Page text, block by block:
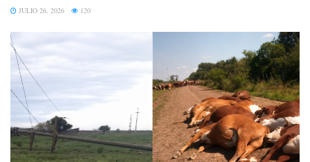
JULIO 26, 2026 120